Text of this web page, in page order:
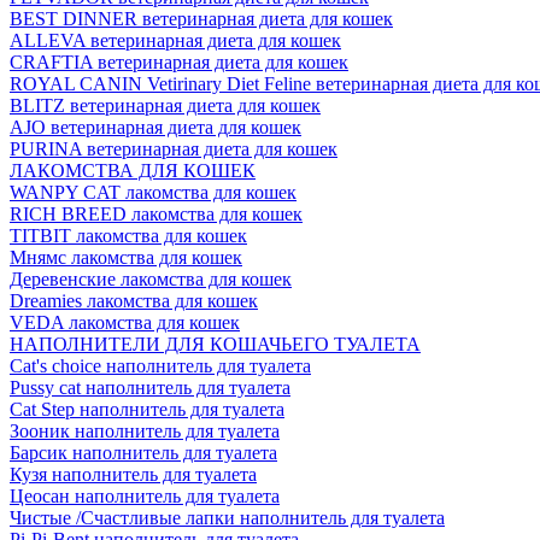
BEST DINNER ветеринарная диета для кошек
ALLEVA ветеринарная диета для кошек
CRAFTIA ветеринарная диета для кошек
ROYAL CANIN Vetirinary Diet Feline ветеринарная диета для
BLITZ ветеринарная диета для кошек
AJO ветеринарная диета для кошек
PURINA ветеринарная диета для кошек
ЛАКОМСТВА ДЛЯ КОШЕК
WANPY CAT лакомства для кошек
RICH BREED лакомства для кошек
TITBIT лакомства для кошек
Мнямс лакомства для кошек
Деревенские лакомства для кошек
Dreamies лакомства для кошек
VEDA лакомства для кошек
НАПОЛНИТЕЛИ ДЛЯ КОШАЧЬЕГО ТУАЛЕТА
Cat's choice наполнитель для туалета
Pussy cat наполнитель для туалета
Cat Step наполнитель для туалета
Зооник наполнитель для туалета
Барсик наполнитель для туалета
Кузя наполнитель для туалета
Цеосан наполнитель для туалета
Чистые /Счастливые лапки наполнитель для туалета